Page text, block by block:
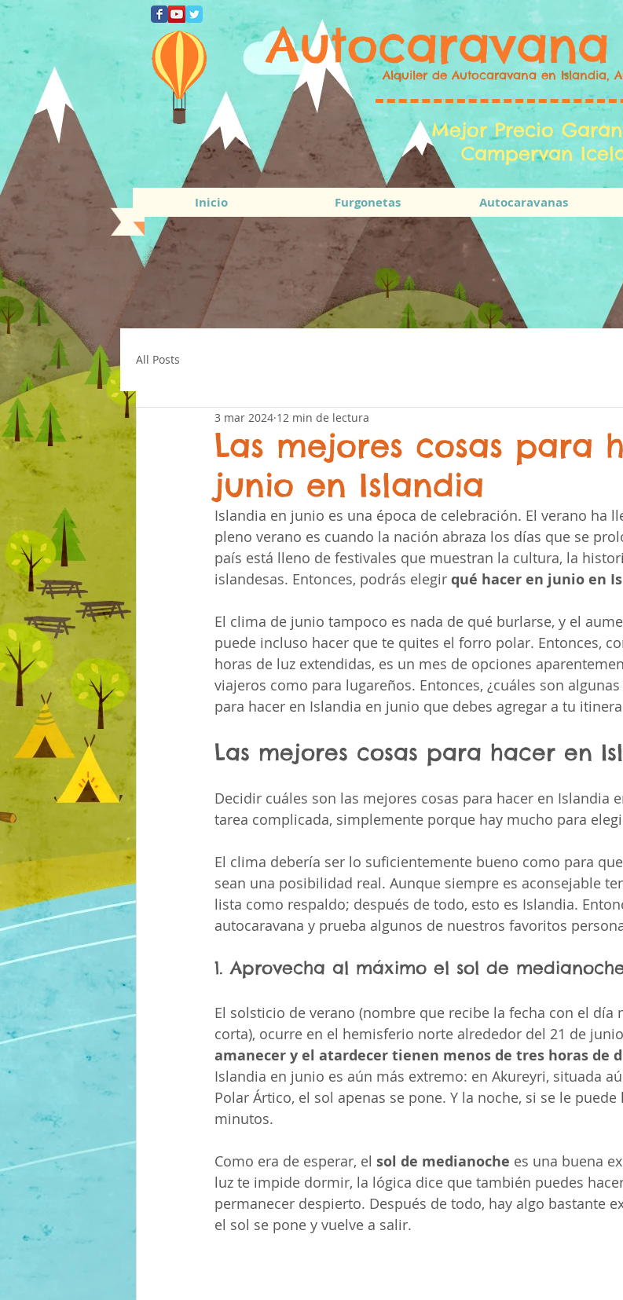
Autocaravana
Alquiler de Autocaravana en Islandia,
Mejor Precio
Campervan
Inicio Furgonetas Autocaravanas
All Posts
Las mejores cosas para
junio en Islandia
3 mar 2024 12 min de lectura
Islandia en junio es una época de celebración. El verano ha
pleno verano es cuando la nación abraza los días que se
país está lleno de festivales que muestran la cultura, la
islandesas. Entonces, podrás elegir qué hacer en junio en
El clima de junio tampoco es nada de qué burlarse, y el
puede incluso hacer que te quites el forro polar. Entonces,
horas de luz extendidas, es un mes de opciones
viajeros como para lugareños. Entonces, ¿cuáles son
para hacer en Islandia en junio que debes agregar a tu
Las mejores cosas para hacer en
Decidir cuáles son las mejores cosas para hacer en Islandia
tarea complicada, simplemente porque hay mucho para
El clima debería ser lo suficientemente bueno como para
sean una posibilidad real. Aunque siempre es aconsejable
lista como respaldo; después de todo, esto es Islandia.
autocaravana y prueba algunos de nuestros favoritos
1. Aprovecha al máximo el sol de
El solsticio de verano (nombre que recibe la fecha con el día
corta), ocurre en el hemisferio norte alrededor del 21 de
amanecer y el atardecer tienen menos de tres horas de
Islandia en junio es aún más extremo: en Akureyri, situada
Polar Ártico, el sol apenas se pone. Y la noche, si se le
minutos.
Como era de esperar, el sol de medianoche es una buena
luz te impide dormir, la lógica dice que también puedes
permanecer despierto. Después de todo, hay algo bastante
el sol se pone y vuelve a salir.